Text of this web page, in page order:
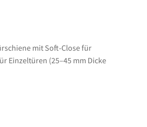
mit Soft-Close für
Einzeltüren (25–45 mm Dicke